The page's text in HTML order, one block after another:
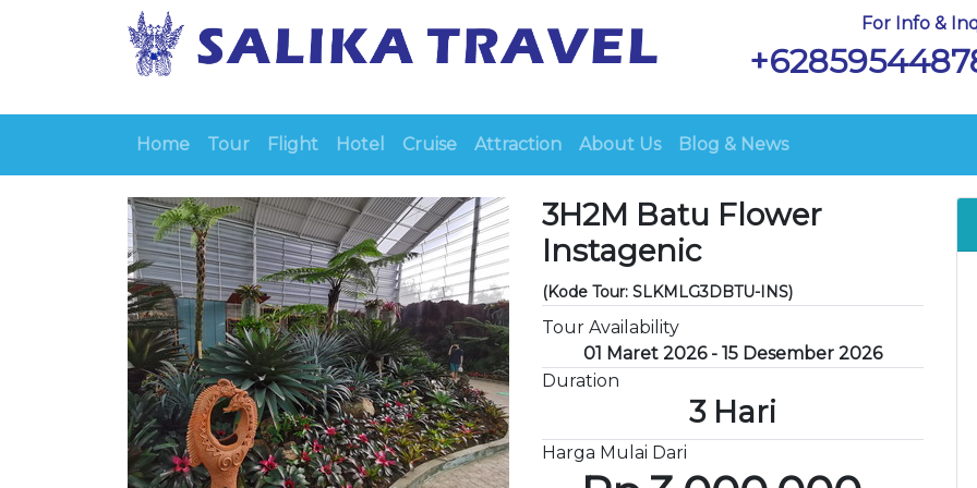
For Info &
Home Tour Flight Hotel Cruise Attraction About Us Blog & News
3H2M Batu Flower
Instagenic
(Kode Tour: SLKMLG3DBTU-INS)
Tour Availability
01 Maret 2026 - 15 Desember 2026
Duration
3 Hari
Harga Mulai Dari